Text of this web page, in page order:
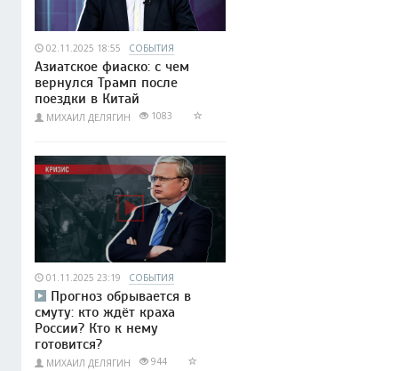
02.11.2025 18:55 СОБЫТИЯ
Азиатское фиаско: с чем
вернулся Трамп после
поездки в Китай
МИХАИЛ ДЕЛЯГИН 1083
01.11.2025 23:19 СОБЫТИЯ
Прогноз обрывается в
смуту: кто ждёт краха
России? Кто к нему
готовится?
МИХАИЛ ДЕЛЯГИН 944